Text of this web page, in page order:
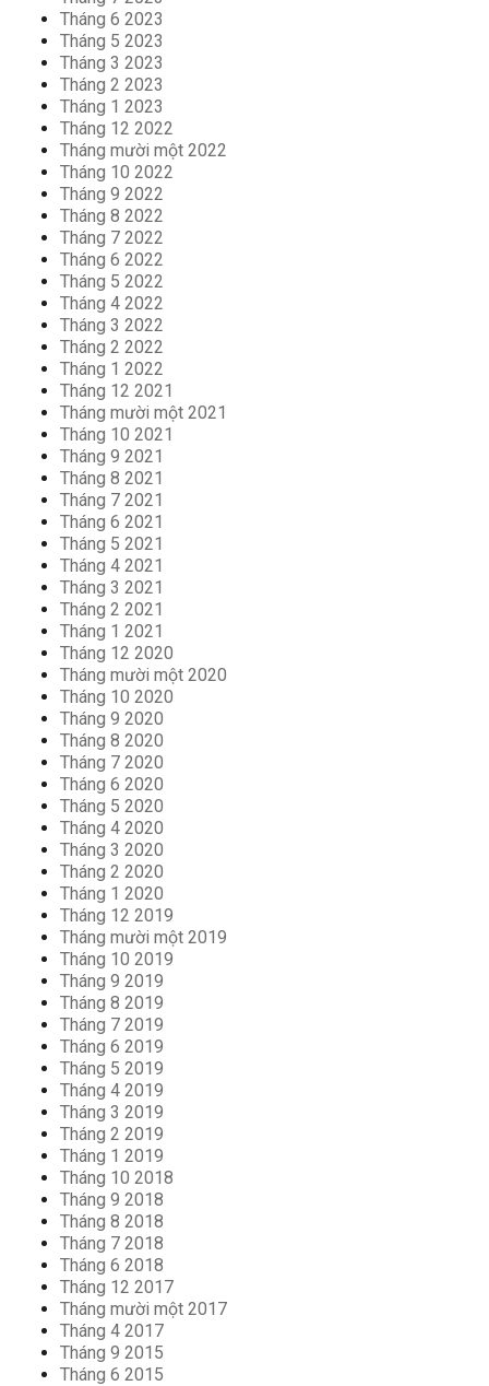
Tháng 6 2023
Tháng 5 2023
Tháng 3 2023
Tháng 2 2023
Tháng 1 2023
Tháng 12 2022
Tháng mười một 2022
Tháng 10 2022
Tháng 9 2022
Tháng 8 2022
Tháng 7 2022
Tháng 6 2022
Tháng 5 2022
Tháng 4 2022
Tháng 3 2022
Tháng 2 2022
Tháng 1 2022
Tháng 12 2021
Tháng mười một 2021
Tháng 10 2021
Tháng 9 2021
Tháng 8 2021
Tháng 7 2021
Tháng 6 2021
Tháng 5 2021
Tháng 4 2021
Tháng 3 2021
Tháng 2 2021
Tháng 1 2021
Tháng 12 2020
Tháng mười một 2020
Tháng 10 2020
Tháng 9 2020
Tháng 8 2020
Tháng 7 2020
Tháng 6 2020
Tháng 5 2020
Tháng 4 2020
Tháng 3 2020
Tháng 2 2020
Tháng 1 2020
Tháng 12 2019
Tháng mười một 2019
Tháng 10 2019
Tháng 9 2019
Tháng 8 2019
Tháng 7 2019
Tháng 6 2019
Tháng 5 2019
Tháng 4 2019
Tháng 3 2019
Tháng 2 2019
Tháng 1 2019
Tháng 10 2018
Tháng 9 2018
Tháng 8 2018
Tháng 7 2018
Tháng 6 2018
Tháng 12 2017
Tháng mười một 2017
Tháng 4 2017
Tháng 9 2015
Tháng 6 2015